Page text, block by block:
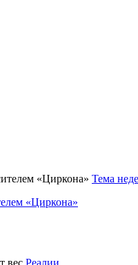
Тема
«Циркона»